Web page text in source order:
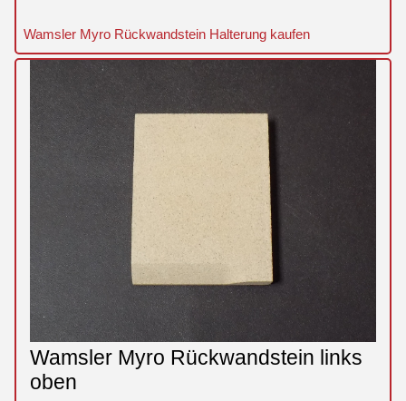
Wamsler Myro Rückwandstein Halterung kaufen
Wamsler Myro Rückwandstein links
oben